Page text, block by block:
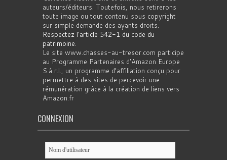
auteurs/éditeurs. Toutefois, nous retirerons
toute image ou tout contenu sous copyright
sur simple demande des ayants droits.
Respectez l'article 542-1 du code du
patrimoine
Le site www.chasses-au-tresor.com participe
au Programme Partenaires d’Amazon Europe
S.à r.l., un programme d’affiliation conçu pour
permettre à des sites de percevoir une
rémunération grâce à la création de liens vers
Amazon.fr
CONNEXION